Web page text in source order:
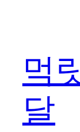
먹
달